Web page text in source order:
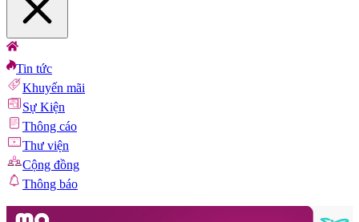
Tin tức
Khuyến mãi
Sự Kiện
Thông cáo
Thư viện
Cộng đồng
Thông báo